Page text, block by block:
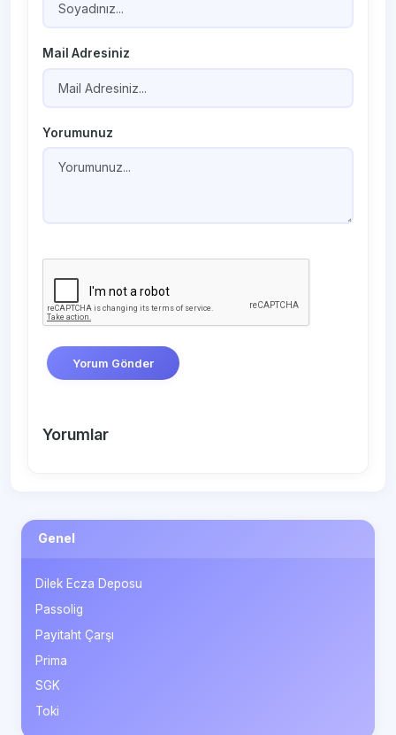
Mail Adresiniz
Yorumunuz
Yorum Gönder
Yorumlar
Genel
Dilek Ecza Deposu
Passolig
Payitaht Çarşı
Prima
SGK
Toki